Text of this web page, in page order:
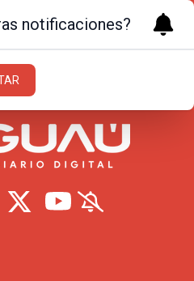
| Formosa
notificaciones?